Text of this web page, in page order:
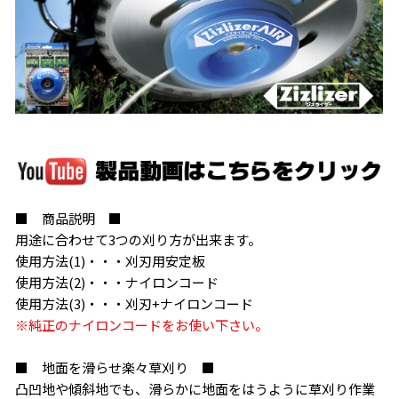
■ 商品説明 ■
用途に合わせて3つの刈り方が出来ます。
使用方法(1)・・・刈刃用安定板
使用方法(2)・・・ナイロンコード
使用方法(3)・・・刈刃+ナイロンコード
※純正のナイロンコードをお使い下さい。
■ 地面を滑らせ楽々草刈り ■
凸凹地や傾斜地でも、滑らかに地面をはうように草刈り作業